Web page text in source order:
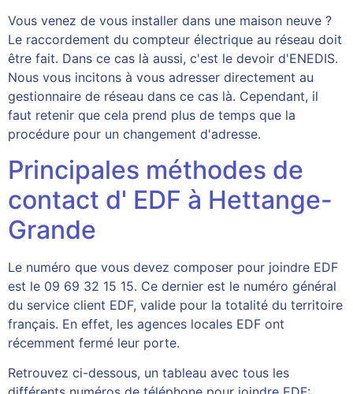
Vous venez de vous installer dans une maison neuve ?
Le raccordement du compteur électrique au réseau doit
être fait. Dans ce cas là aussi, c'est le devoir d'ENEDIS.
Nous vous incitons à vous adresser directement au
gestionnaire de réseau dans ce cas là. Cependant, il
faut retenir que cela prend plus de temps que la
procédure pour un changement d'adresse.
Principales méthodes de
contact d' EDF à Hettange-
Grande
Le numéro que vous devez composer pour joindre EDF
est le 09 69 32 15 15. Ce dernier est le numéro général
du service client EDF, valide pour la totalité du territoire
français. En effet, les agences locales EDF ont
récemment fermé leur porte.
Retrouvez ci-dessous, un tableau avec tous les